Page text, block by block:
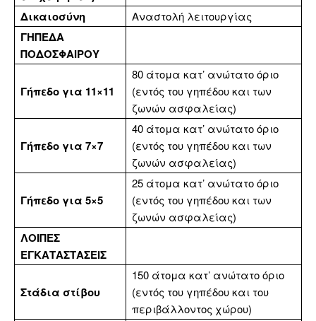
Δικαιοσύνη Αναστολή λειτουργίας
ΓΗΠΕΔΑ
ΠΟΔΟΣΦΑΙΡΟΥ
Γήπεδο για 11×11
80 άτομα κατ’ ανώτατο όριο
(εντός του γηπέδου και των
ζωνών ασφαλείας)
Γήπεδο για 7×7
40 άτομα κατ’ ανώτατο όριο
(εντός του γηπέδου και των
ζωνών ασφαλείας)
Γήπεδο για 5×5
25 άτομα κατ’ ανώτατο όριο
(εντός του γηπέδου και των
ζωνών ασφαλείας)
ΛΟΙΠΕΣ
ΕΓΚΑΤΑΣΤΑΣΕΙΣ
Στάδια στίβου
150 άτομα κατ’ ανώτατο όριο
(εντός του γηπέδου και του
περιβάλλοντος χώρου)